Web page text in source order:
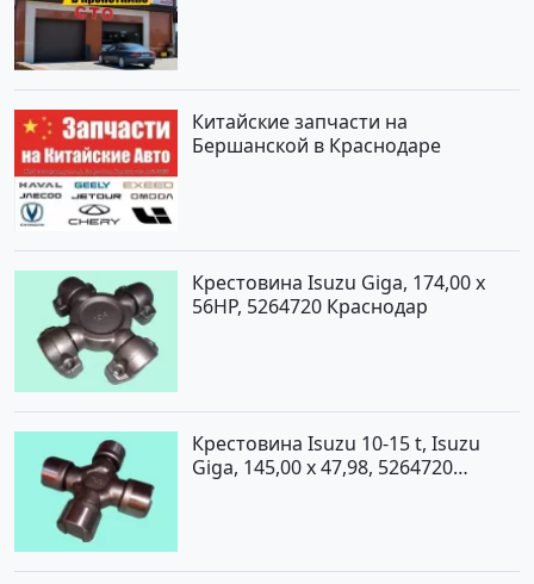
Китайские запчасти на
Бершанской в Краснодаре
Крестовина Isuzu Giga, 174,00 x
56HP, 5264720 Краснодар
Крестовина Isuzu 10-15 t, Isuzu
Giga, 145,00 x 47,98, 5264720